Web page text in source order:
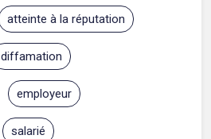
atteinte à la réputation
diffamation
employeur
salarié